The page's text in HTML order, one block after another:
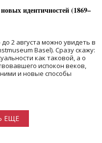
идентичностей (1869–
2 августа можно увидеть в
Basel). Сразу скажу:
как таковой, а о
испокон веков,
и новые способы
ЕЩЕ